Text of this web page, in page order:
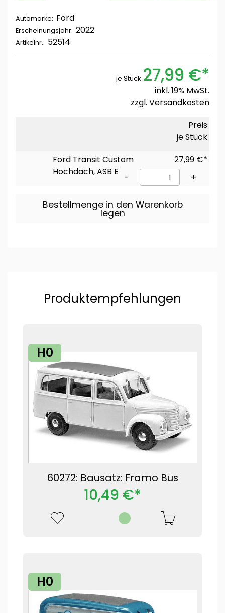
Automarke: Ford
Erscheinungsjahr: 2022
Artikelnr.: 52514
je Stück 27,99 €*
inkl. 19% MwSt.
zzgl. Versandkosten
Preis
je Stück
Ford Transit Custom
Hochdach, ASB Bonn
27,99 €*
- +
Bestellmenge in den Warenkorb
legen
Produktempfehlungen
H0
60272: Bausatz: Framo Bus
10,49 €*
H0